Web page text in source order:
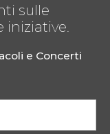
sulle
iniziative.
e Concerti